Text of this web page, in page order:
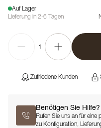
Auf Lager
Lieferung in 2-6 Tagen
1
Zufriedene Kunden
Benötigen Sie Hilfe?
Rufen Sie uns an für eine
zu Konfiguration,